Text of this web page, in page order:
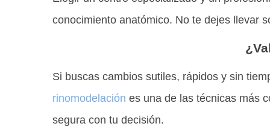
conocimiento anatómico. No te dejes llevar
Si buscas cambios sutiles, rápidos y sin
rinomodelación es una de las técnicas más
segura con tu decisión.